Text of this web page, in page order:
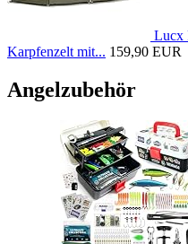
Lucx
Karpfenzelt mit... 159,90 EUR
Angelzubehör